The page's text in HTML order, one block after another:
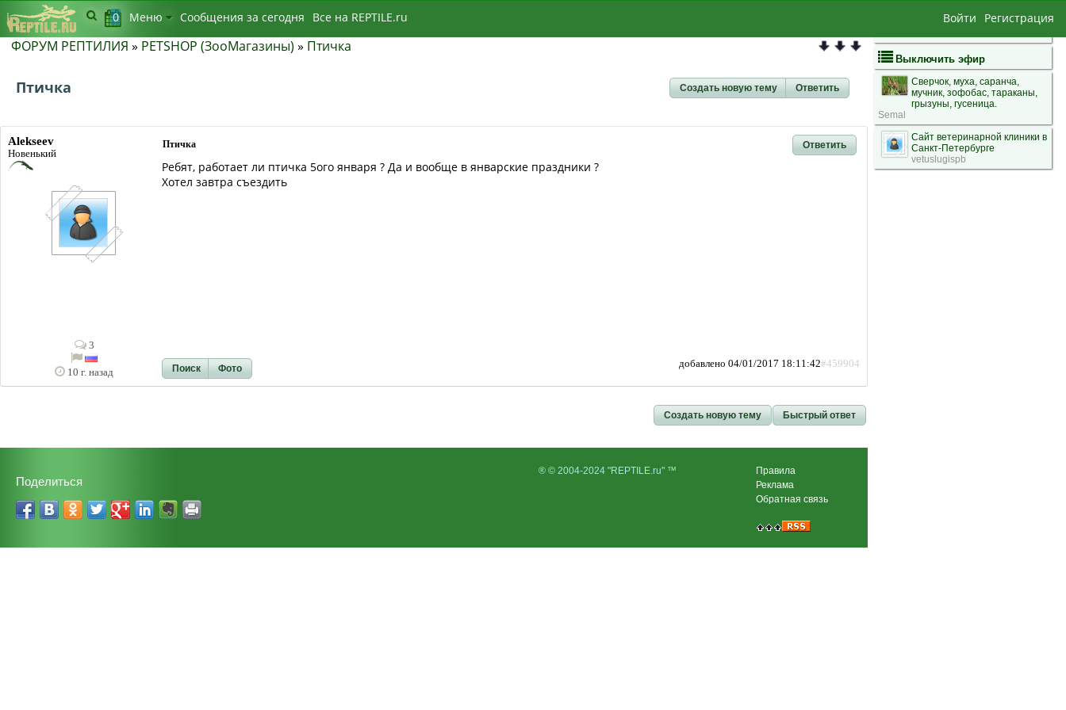
ФОРУМ РЕПТИЛИЯ » PETSHOP (ЗооМагазины) » Птичка
Птичка Создать новую тему Ответить
Alekseev
Новенький
3
10 г. назад
Птичка Ответить
Ребят, работает ли птичка 5ого января ? Да и вообще в январские праздники ?
Хотел завтра съездить
Поиск Фото добавлено 04/01/2017 18:11:42#459904
Создать новую тему Быстрый ответ
Выключить эфир
Сверчок, муха, саранча,
мучник, зофобас, тараканы,
грызуны, гусеница.
Semal
Сайт ветеринарной клиники в
Санкт-Петербурге
vetuslugispb
0 Меню Сообщения за сегодня Bсе на REPTILE.ru Войти Регистрация
Поделиться
Правила
Реклама
Обратная связь
® © 2004-2024 "REPTILE.ru" ™